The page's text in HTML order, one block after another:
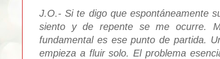
J.O.- Si te digo que espontáneamente
siento y de repente se me ocurre.
fundamental es ese punto de partida.
empieza a fluir solo. El problema